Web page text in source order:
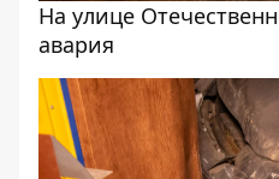
На улице
авария